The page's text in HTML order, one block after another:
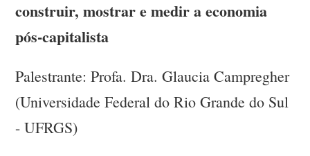
construir, mostrar e medir a economia
pós-capitalista
Palestrante: Profa. Dra. Glaucia Campregher
(Universidade Federal do Rio Grande do Sul
- UFRGS)